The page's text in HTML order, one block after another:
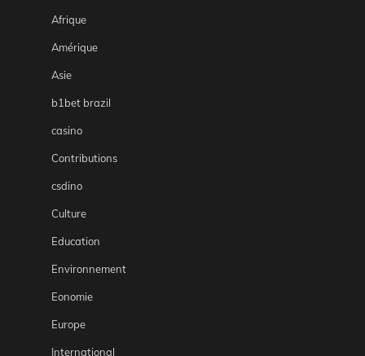
Afrique
Amérique
Asie
b1bet brazil
casino
Contributions
csdino
Culture
Education
Environnement
Eonomie
Europe
International